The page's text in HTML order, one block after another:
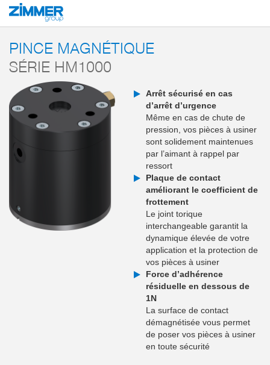
Démarrage Produits
PINCE MAGNÉTIQUE
SÉRIE HM1000
Arrêt sécurisé en cas
d’arrêt d’urgence
Même en cas de chute de
pression, vos pièces à usiner
sont solidement maintenues
par l’aimant à rappel par
ressort
Plaque de contact
améliorant le coefficient de
frottement
Le joint torique
interchangeable garantit la
dynamique élevée de votre
application et la protection de
vos pièces à usiner
Force d’adhérence
résiduelle en dessous de
1N
La surface de contact
démagnétisée vous permet
de poser vos pièces à usiner
en toute sécurité